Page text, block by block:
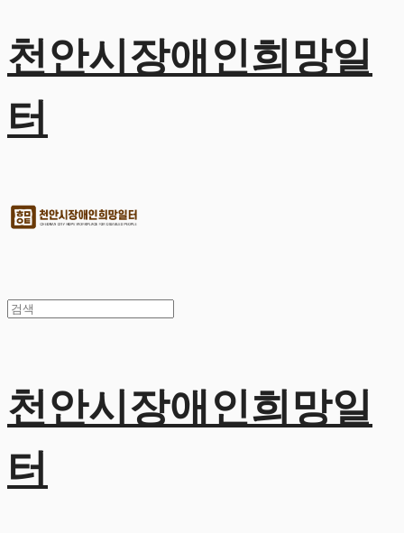
천안시장애인희망일
터
천안시장애인희망일
터